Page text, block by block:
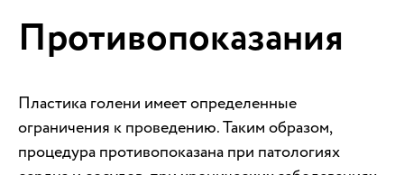
Противопоказания
Пластика голени имеет определенные
ограничения к проведению. Таким образом,
процедура противопоказана при патологиях